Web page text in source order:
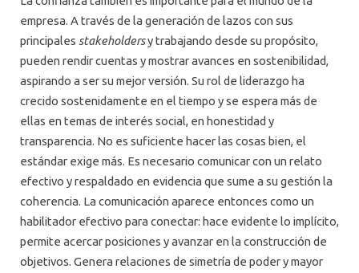
empresa. A través de la generación de lazos con sus
principales stakeholdersy trabajando desde su propósito,
pueden rendir cuentas y mostrar avances en sostenibilidad,
aspirando a ser su mejor versión. Su rol de liderazgo ha
crecido sostenidamente en el tiempo y se espera más de
ellas en temas de interés social, en honestidad y
transparencia. No es suficiente hacer las cosas bien, el
estándar exige más. Es necesario comunicar con un relato
efectivo y respaldado en evidencia que sume a su gestión la
coherencia. La comunicación aparece entonces como un
habilitador efectivo para conectar: hace evidente lo implícito,
permite acercar posiciones y avanzar en la construcción de
objetivos. Genera relaciones de simetría de poder y mayor